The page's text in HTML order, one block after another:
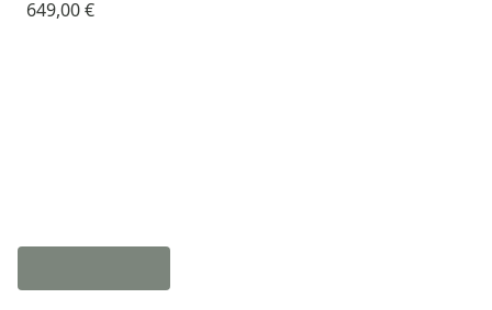
649,00 €